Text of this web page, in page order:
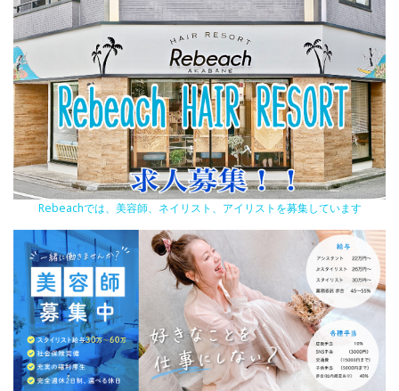
Rebeachでは、美容師、ネイリスト、アイリストを募集しています